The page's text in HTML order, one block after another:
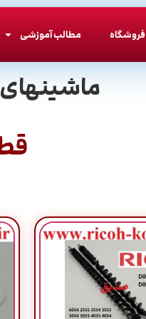
فروشگاه مطالب آموزشی